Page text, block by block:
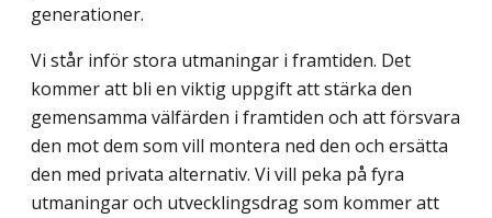
generationer.
Vi står inför stora utmaningar i framtiden. Det
kommer att bli en viktig uppgift att stärka den
gemensamma välfärden i framtiden och att försvara
den mot dem som vill montera ned den och ersätta
den med privata alternativ. Vi vill peka på fyra
utmaningar och utvecklingsdrag som kommer att